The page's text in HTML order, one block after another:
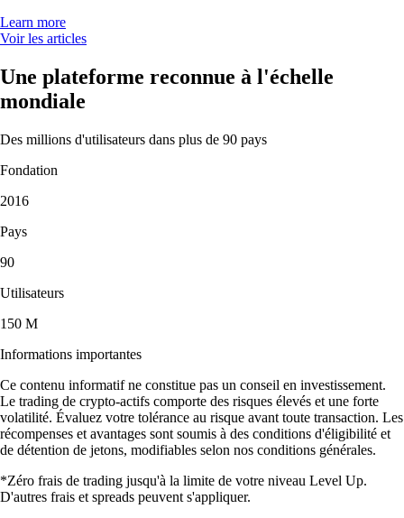
Learn more
Voir les articles
Une plateforme reconnue à l'échelle
mondiale
Des millions d'utilisateurs dans plus de 90 pays
Fondation
2016
Pays
90
Utilisateurs
150 M
Informations importantes
Ce contenu informatif ne constitue pas un conseil en investissement.
Le trading de crypto-actifs comporte des risques élevés et une forte
volatilité. Évaluez votre tolérance au risque avant toute transaction. Les
récompenses et avantages sont soumis à des conditions d'éligibilité et
de détention de jetons, modifiables selon nos conditions générales.
*Zéro frais de trading jusqu'à la limite de votre niveau Level Up.
D'autres frais et spreads peuvent s'appliquer.